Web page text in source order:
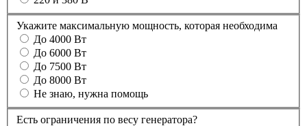
Укажите максимальную мощность, которая необходима
До 4000 Вт
До 6000 Вт
До 7500 Вт
До 8000 Вт
Не знаю, нужна помощь
Есть ограничения по весу генератора?